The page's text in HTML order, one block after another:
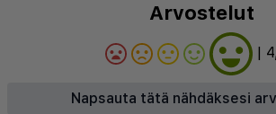
Arvostelut
|
Napsauta tätä nähdäksesi